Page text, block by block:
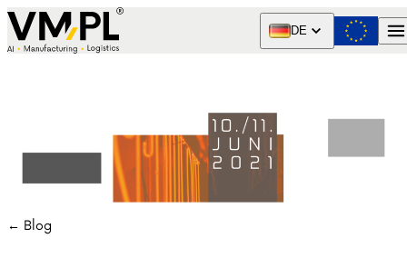
Skip to content
DE
← Blog